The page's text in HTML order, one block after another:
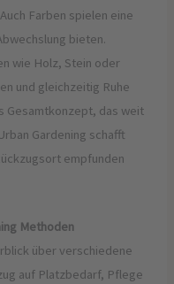
Farben spielen eine
bieten.
wie Holz, Stein oder
und gleichzeitig Ruhe
Gesamtkonzept, das weit
Gardening schafft
empfunden
Methoden
über verschiedene
auf Platzbedarf, Pflege